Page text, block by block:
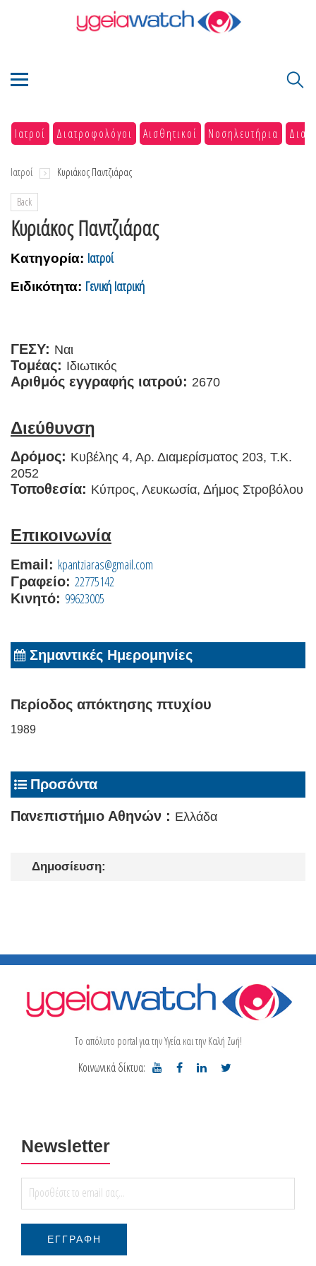
Ιατροί Διατροφολόγοι Αισθητικοί Νοσηλευτήρια
Ιατροί Κυριάκος Παντζιάρας
Back
Κυριάκος Παντζιάρας
Κατηγορία: Ιατροί
Ειδικότητα: Γενική Ιατρική
ΓΕΣΥ: Ναι
Τομέας: Ιδιωτικός
Αριθμός εγγραφής ιατρού: 2670
Διεύθυνση
Δρόμος: Κυβέλης 4, Αρ. Διαμερίσματος 203, Τ.Κ.
2052
Τοποθεσία: Κύπρος, Λευκωσία, Δήμος Στροβόλου
Επικοινωνία
Email: kpantziaras@gmail.com
Γραφείο: 22775142
Κινητό: 99623005
Σημαντικές Ημερομηνίες
Περίοδος απόκτησης πτυχίου
1989
Προσόντα
Πανεπιστήμιο Αθηνών : Ελλάδα
Δημοσίευση:
Το απόλυτο portal για την Υγεία και την Καλή Ζωή!
Κοινωνικά δίκτυα:
Newsletter